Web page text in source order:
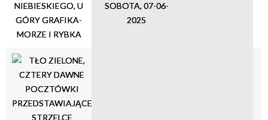
Miejsce
Organizator
SOBOTA, 07-06-
2025